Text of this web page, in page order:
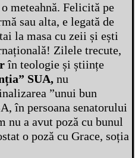
meteahnă. Felicită pe
sau alta, e legată de
la masa cu zeii și ești
Zilele trecute,
în teologie și științe
SUA, nu
”unui bun
în persoana senatorului
nu a avut poză cu bunul
o poză cu Grace, soția